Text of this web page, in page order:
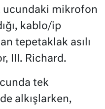
ucundaki mikrofon
kablo/ip
tepetaklak asılı
III. Richard.
tek
alkışlarken,